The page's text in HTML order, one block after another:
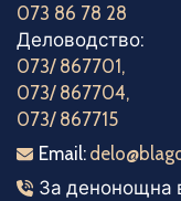
073 86 78 28
Деловодство:
073/ 867701,
073/ 867704,
073/ 867715
Електронна поща
Email:
Телефони за
За денонощна